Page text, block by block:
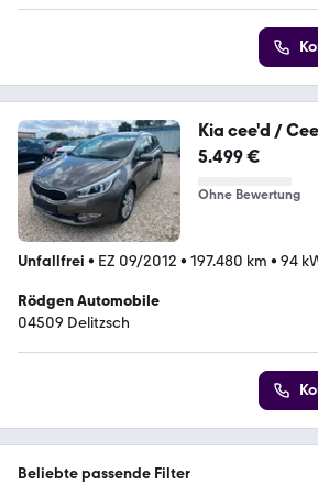
Kia cee'd /
5.499 €
Ohne Bewertung
Unfallfrei • EZ 09/2012 • 197.480 km • 94
Rödgen Automobile
04509 Delitzsch
Beliebte passende Filter